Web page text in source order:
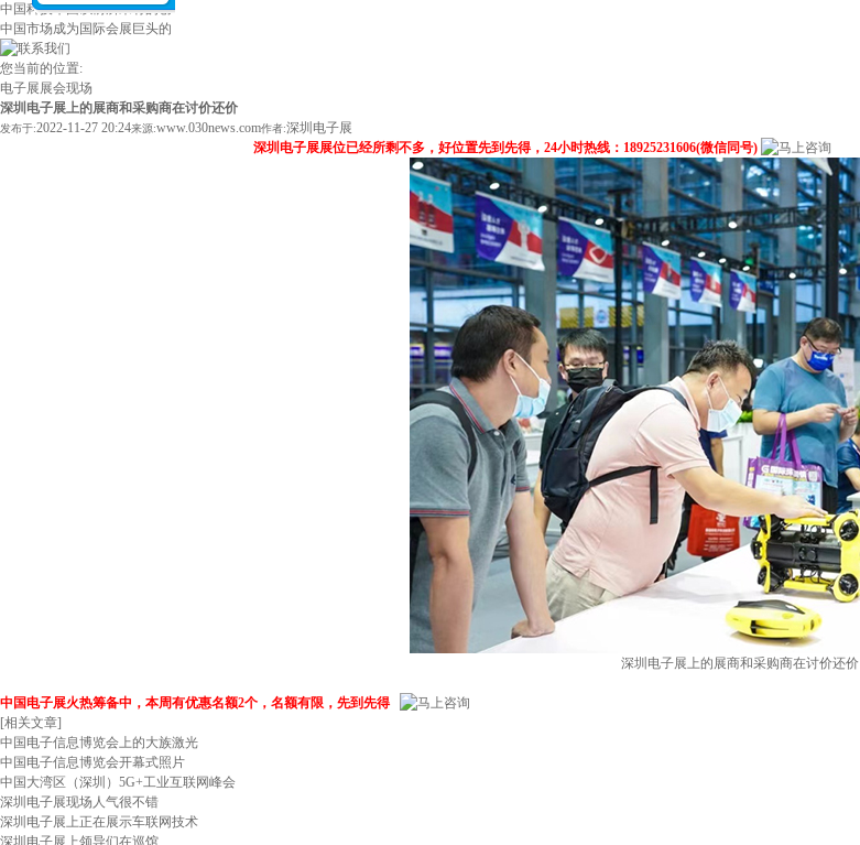
中国科技军团以前所未有的创
中国市场成为国际会展巨头的
您当前的位置:
电子展展会现场
深圳电子展上的展商和采购商在讨价还价
发布于:2022-11-27 20:24来源:www.030news.com作者:深圳电子展
深圳电子展展位已经所剩不多，好位置先到先得，24小时热线：18925231606(微信同号)
深圳电子展上的展商和采购商在讨价还价
中国电子展火热筹备中，本周有优惠名额2个，名额有限，先到先得
[相关文章]
中国电子信息博览会上的大族激光
中国电子信息博览会开幕式照片
中国大湾区（深圳）5G+工业互联网峰会
深圳电子展现场人气很不错
深圳电子展上正在展示车联网技术
深圳电子展上领导们在巡馆